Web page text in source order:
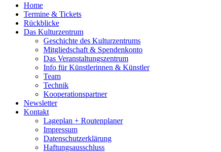
Home
Termine & Tickets
Rückblicke
Das Kulturzentrum
Geschichte des Kulturzentrums
Mitgliedschaft & Spendenkonto
Das Veranstaltungszentrum
Info für Künstlerinnen & Künstler
Team
Technik
Kooperationspartner
Newsletter
Kontakt
Lageplan + Routenplaner
Impressum
Datenschutzerklärung
Haftungsausschluss